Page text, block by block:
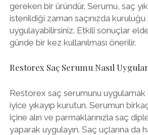
gereken bir üründür. Serumu, saç
istenildiği zaman saçınızda
uygulayabilirsiniz. Etkili sonuçlar
günde bir kez kullanılması önerilir.
Restorex Saç Serumu Nasıl
Restorex saç serumunu uygulamak
iyice yıkayıp kurutun. Serumun
içine alın ve parmaklarınızla saç
yaparak uygulayın. Saç uçlarına da